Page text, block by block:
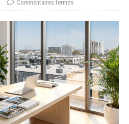
Commentaires fermés